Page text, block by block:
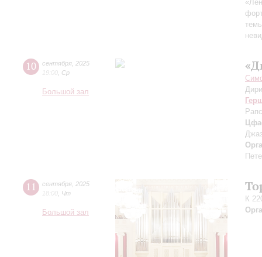
10 сентября 2025
19:00 Ср
Большой зал
11 сентября 2025
18:00 Чт
Большой зал
К